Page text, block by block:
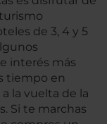
de 3, 4 y 5
interés más
tiempo en
la vuelta de la
Si te marchas